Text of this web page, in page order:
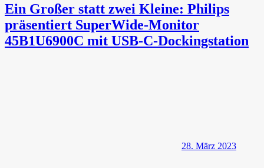
Ein Großer statt zwei Kleine: Philips
präsentiert SuperWide-Monitor
45B1U6900C mit USB-C-Dockingstation
28. März 2023